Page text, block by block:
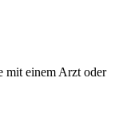
mit einem Arzt oder